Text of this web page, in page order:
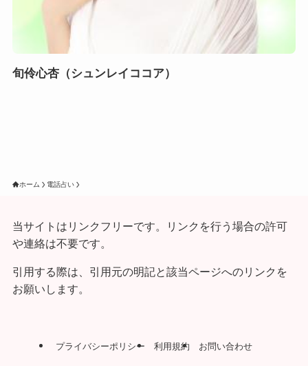
旬伶心杏（シュンレイココア）
ホーム 電話占い
当サイトはリンクフリーです。リンクを行う場合の許可
や連絡は不要です。
引用する際は、引用元の明記と該当ページへのリンクを
お願いします。
プライバシーポリシー 利用規約 お問い合わせ